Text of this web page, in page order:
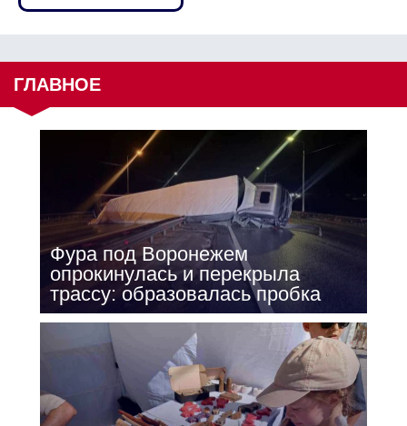
ГЛАВНОЕ
Фура под Воронежем
опрокинулась и перекрыла
трассу: образовалась пробка